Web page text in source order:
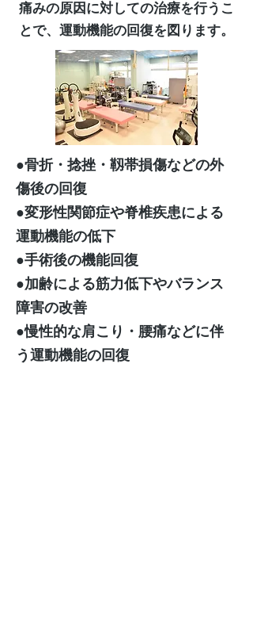
痛みの原因に対しての治療を行うこ
とで、運動機能の回復を図ります。
●骨折・捻挫・靱帯損傷などの外
傷後の回復
●変形性関節症や脊椎疾患による
運動機能の低下
●手術後の機能回復
●加齢による筋力低下やバランス
障害の改善
●慢性的な肩こり・腰痛などに伴
う運動機能の回復